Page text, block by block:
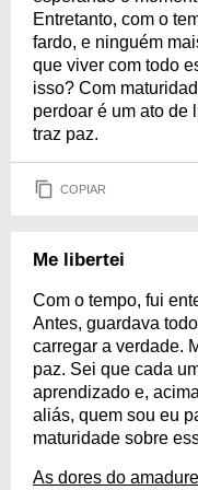
Entretanto, com o
fardo, e ninguém
que viver com todo
isso? Com
perdoar é um ato de
traz paz.
COPIAR
Me libertei
Com o tempo, fui
Antes, guardava
carregar a verdade.
paz. Sei que cada
aprendizado e,
aliás, quem sou eu
maturidade sobre
As dores do